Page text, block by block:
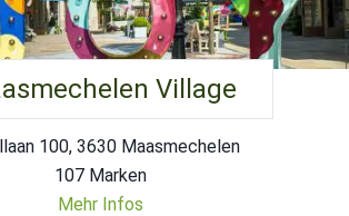
Village
100, 3630 Maasmechelen
107 Marken
Mehr Infos